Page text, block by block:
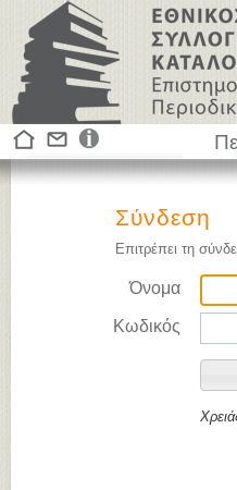
Σύνδεση
Επιτρέπει τη
Όνομα
Κωδικός